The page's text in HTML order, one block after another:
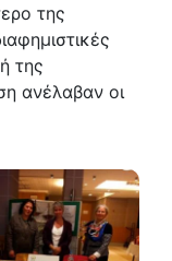
της
της
ανέλαβαν οι